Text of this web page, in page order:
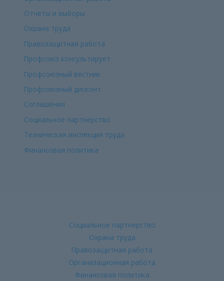
Отчеты и выборы
Охрана труда
Правозащитная работа
Профсоюз консультирует
Профсоюзный вестник
Профсоюзный дисконт
Соглашения
Социальное партнерство
Техническая инспекция труда
Финансовая политика
Социальное партнерство
Охрана труда
Правозащитная работа
Организационная работа
Финансовая политика